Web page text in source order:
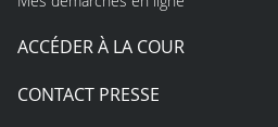
ACCÉDER À LA COUR
CONTACT PRESSE